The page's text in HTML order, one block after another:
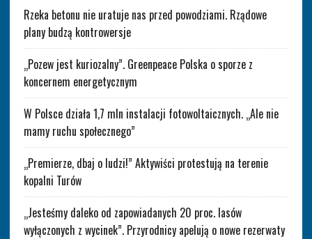
Rzeka betonu nie uratuje nas przed powodziami. Rządowe
plany budzą kontrowersje
„Pozew jest kuriozalny”. Greenpeace Polska o sporze z
koncernem energetycznym
W Polsce działa 1,7 mln instalacji fotowoltaicznych. „Ale nie
mamy ruchu społecznego”
„Premierze, dbaj o ludzi!” Aktywiści protestują na terenie
kopalni Turów
„Jesteśmy daleko od zapowiadanych 20 proc. lasów
wyłączonych z wycinek”. Przyrodnicy apelują o nowe rezerwaty